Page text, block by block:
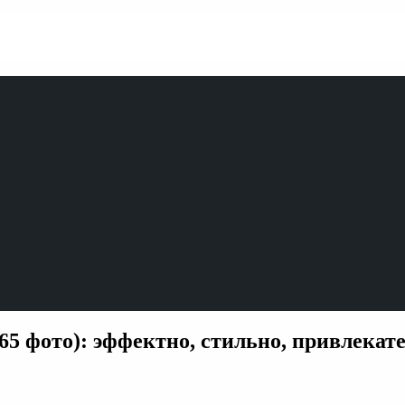
фото): эффектно, стильно,